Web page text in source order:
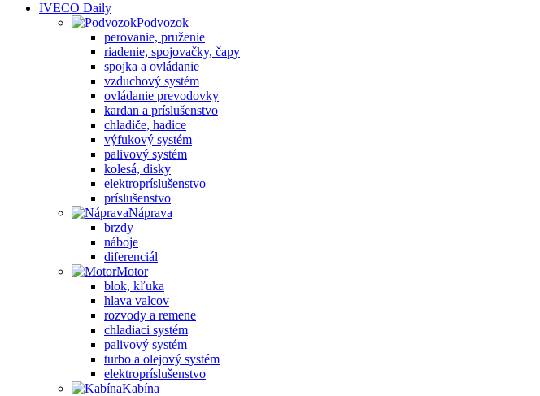
IVECO Daily
Podvozok
perovanie, pruženie
riadenie, spojovačky, čapy
spojka a ovládanie
vzduchový systém
ovládanie prevodovky
kardan a príslušenstvo
chladiče, hadice
výfukový systém
palivový systém
kolesá, disky
elektropríslušenstvo
príslušenstvo
Náprava
brzdy
náboje
diferenciál
Motor
blok, kľuka
hlava valcov
rozvody a remene
chladiaci systém
palivový systém
turbo a olejový systém
elektropríslušenstvo
Kabína